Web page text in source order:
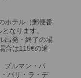
ホテル（郵便番
なります。
出発・終了の場
合は115€の追
プルマン・パ
パリ・ラ・デ